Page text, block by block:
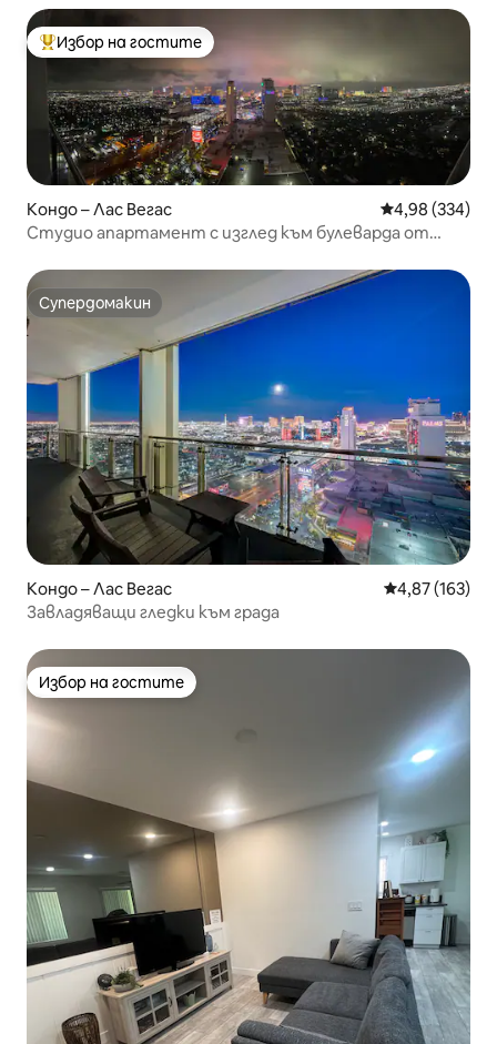
Най-популярен избор на гостите
Избор на гостите
Кондо – Лас Вегас Средна
4,98 (334)
Студио апартамент с изглед към булеварда от
Супердомакин
Супердомакин
Кондо – Лас Вегас Средна
4,87 (163)
Завладяващи гледки към града
Избор на гостите
Избор на гостите